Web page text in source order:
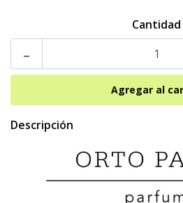
Cantidad
-
Descripción